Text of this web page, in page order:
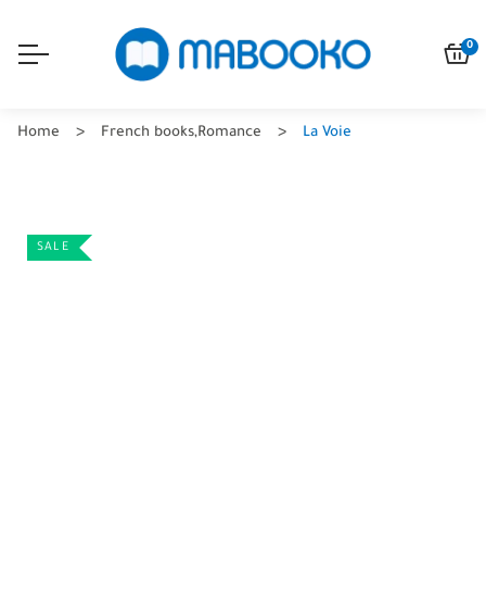
0
Home French books,Romance La Voie
SALE